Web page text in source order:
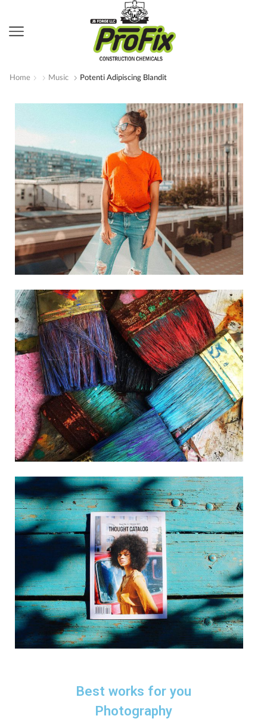
Home Music Potenti Adipiscing Blandit
Best works for you
Photography